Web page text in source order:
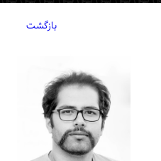
بازگشت